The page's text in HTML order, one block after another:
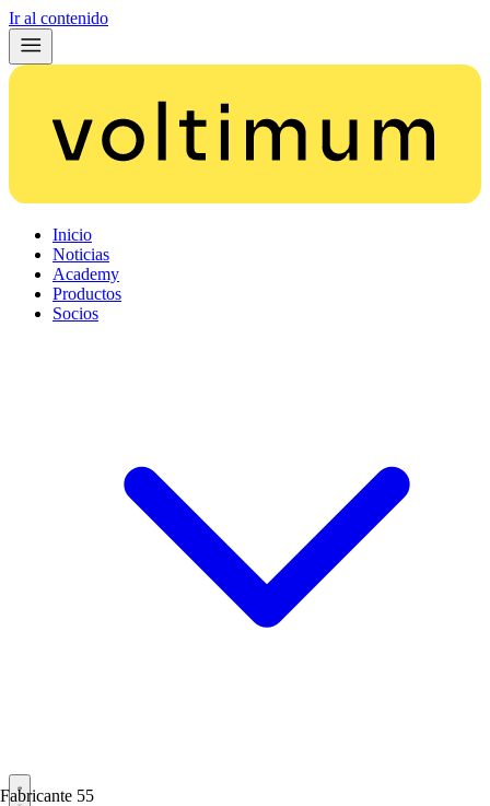
Ir al contenido
Inicio
Noticias
Academy
Productos
Socios
Fabricante 55